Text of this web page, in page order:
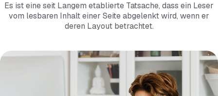
Es ist eine seit Langem etablierte Tatsache, dass ein Leser
vom lesbaren Inhalt einer Seite abgelenkt wird, wenn er
deren Layout betrachtet.